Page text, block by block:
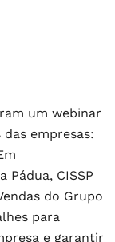
um webinar
empresas:
Pádua, CISSP
do Grupo
para
e garantir